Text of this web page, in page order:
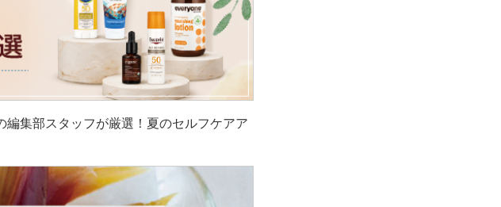
集部スタッフが厳選！夏のセルフケアア